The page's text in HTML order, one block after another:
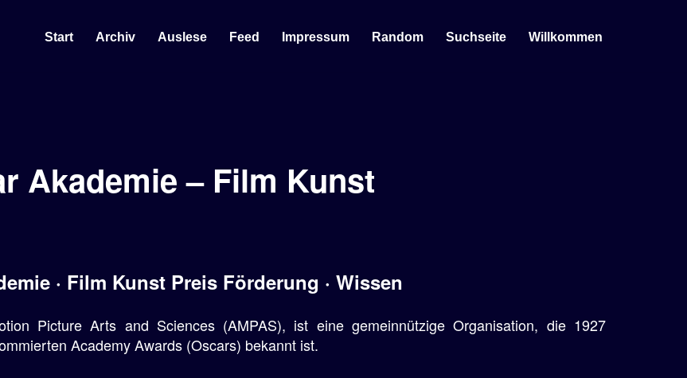
Start Archiv Auslese Feed Impressum Random Suchseite Willkommen
Akademie – Film Kunst
· Film Kunst Preis Förderung · Wissen
Picture Arts and Sciences (AMPAS), ist eine gemeinnützige Organisation, die 1927
Academy Awards (Oscars) bekannt ist.